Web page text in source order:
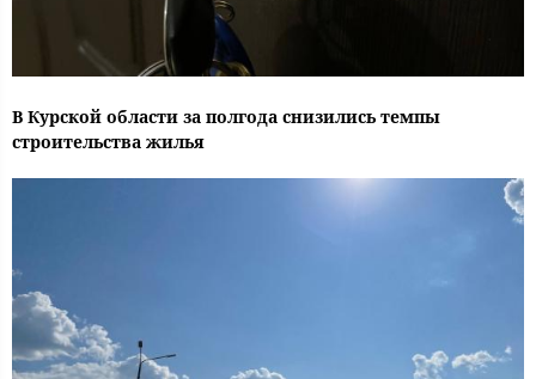
В Курской области за полгода снизились темпы
строительства жилья